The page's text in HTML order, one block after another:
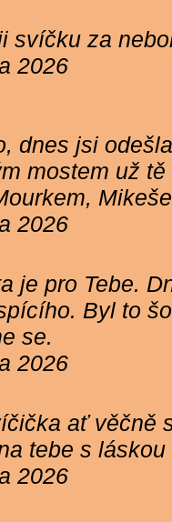
svíčku za
2026
dnes jsi
mostem už
2026
je pro Tebe.
Byl to
se.
2026
ať věčně
tebe s
2026